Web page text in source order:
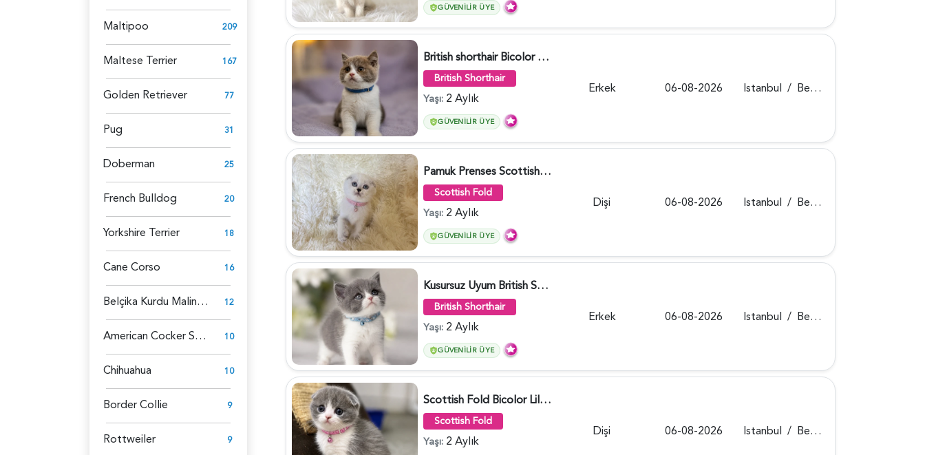
Maltipoo 209
Maltese Terrier 167
Golden Retriever 77
Pug 31
Doberman 25
French Bulldog 20
Yorkshire Terrier 18
Cane Corso 16
Belçika Kurdu Malinois 12
American Cocker Spaniel 10
Chihuahua 10
Border Collie 9
Rottweiler 9
GÜVENILIR ÜYE
British shorthair Bicolor Lilac Erkek - 5905
British Shorthair
Yaşı: 2 Aylık
GÜVENILIR ÜYE
Erkek 06-08-2026 Istanbul / Beykoz
Pamuk Prenses Scottish Fold Maviş Yavrumuz - 6009
Scottish Fold
Yaşı: 2 Aylık
GÜVENILIR ÜYE
Dişi 06-08-2026 Istanbul / Beykoz
Kusursuz Uyum British Shorthair Bi Color Erkek - 6011
British Shorthair
Yaşı: 2 Aylık
GÜVENILIR ÜYE
Erkek 06-08-2026 Istanbul / Beykoz
Scottish Fold Bicolor Lilac Dişi - 6014
Scottish Fold
Yaşı: 2 Aylık
Dişi 06-08-2026 Istanbul / Beykoz